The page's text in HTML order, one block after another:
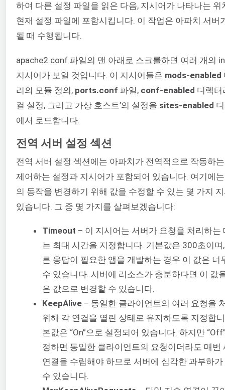
하여 다른 설정 파일을 읽은 다음, 지시어가 나타나는 위
현재 설정 파일에 포함시킵니다. 이 작업은 아파치 서버
될 때 수행됩니다.
apache2.conf 파일의 맨 아래로 스크롤하면 여러 개의
지시어가 보일 것입니다. 이 지시어들은 mods-enabled
리의 모듈 정의, ports.conf 파일, conf-enabled 디렉터
컬 설정, 그리고 가상 호스트’의 설정을 sites-enabled
에서 로드합니다.
전역 서버 설정 섹션
전역 서버 설정 섹션에는 아파치가 전역적으로 작동하
제어하는 설정과 지시어가 포함되어 있습니다. 여기에
의 동작을 변경하기 위해 값을 수정할 수 있는 몇 가지
있습니다. 그 중 몇 가지를 살펴보겠습니다:
Timeout – 이 지시어는 서버가 요청을 처리하는
는 최대 시간을 지정합니다. 기본값은 300초이며
른 응답이 필요한 앱을 개발하는 경우 이 값은 너
수 있습니다. 서버에 리소스가 충분하다면 이 값
은 값으로 변경할 수 있습니다.
KeepAlive – 동일한 클라이언트의 여러 요청을
위해 각 연결을 열린 상태로 유지하도록 지정합
본값은 “On”으로 설정되어 있습니다. 하지만
정하면 동일한 클라이언트의 요청이더라도 매번
연결을 수립해야 하므로 서버에 심각한 과부하
수 있습니다.